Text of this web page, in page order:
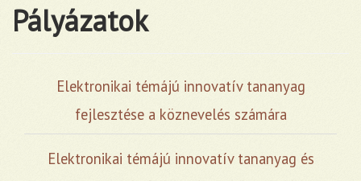
Pályázatok
Elektronikai témájú innovatív tananyag
fejlesztése a köznevelés számára
Elektronikai témájú innovatív tananyag és